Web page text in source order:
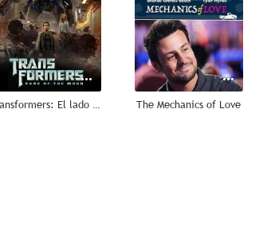
Transformers: El lado oscuro de la luna The Mechanics of Love